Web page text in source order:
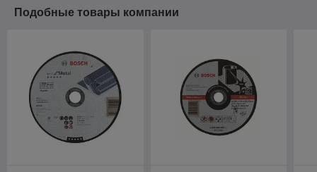
Подобные товары компании